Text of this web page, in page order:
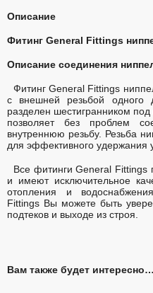
Описание
Фитинг General Fittings
Описание соединения
Фитинг General Fittings
с внешней резьбой одного
разделен шестигранником
позволяет без проблем
внутреннюю резьбу. Резьба
для эффективного удержания
Все фитинги General Fittings
и имеют исключительное
отопления и
Fittings Вы можете быть
подтеков и выходе из строя.
Вам также будет интересно…